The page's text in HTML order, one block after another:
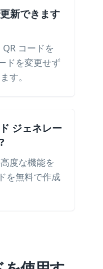
新できます
コードを
ドを変更せず
す。
ジェネレー
度な機能を
を無料で作成